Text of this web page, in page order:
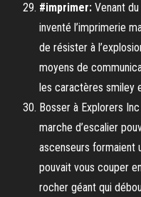
#imprimer: Venant
inventé l’imprimerie
de résister à
moyens de
les caractères smiley
Bosser à Explorers
marche d’escalier
ascenseurs formaient
pouvait vous couper
rocher géant qui